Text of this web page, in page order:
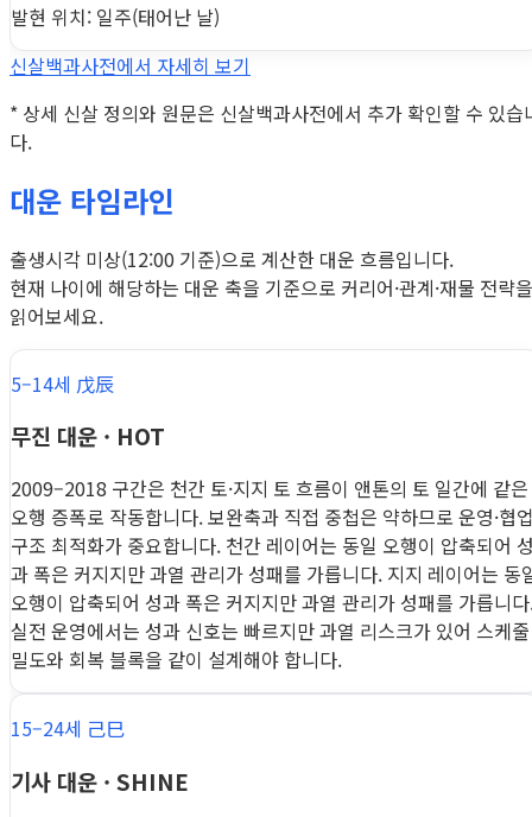
발현 위치: 일주(태어난 날)
신살백과사전에서 자세히 보기
* 상세 신살 정의와 원문은 신살백과사전에서 추가 확인할 수 있습
다.
대운 타임라인
출생시각 미상(12:00 기준)으로 계산한 대운 흐름입니다.
현재 나이에 해당하는 대운 축을 기준으로 커리어·관계·재물 전략을
읽어보세요.
5–14세 戊辰
무진 대운 · HOT
2009–2018 구간은 천간 토·지지 토 흐름이 앤톤의 토 일간에 같은
오행 증폭로 작동합니다. 보완축과 직접 중첩은 약하므로 운영·협
구조 최적화가 중요합니다. 천간 레이어는 동일 오행이 압축되어
과 폭은 커지지만 과열 관리가 성패를 가릅니다. 지지 레이어는 동
오행이 압축되어 성과 폭은 커지지만 과열 관리가 성패를 가릅니
실전 운영에서는 성과 신호는 빠르지만 과열 리스크가 있어 스케줄
밀도와 회복 블록을 같이 설계해야 합니다.
15–24세 己巳
기사 대운 · SHINE